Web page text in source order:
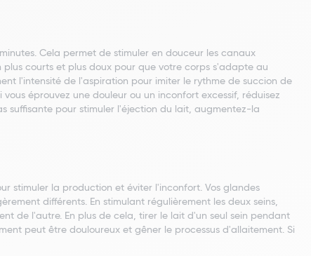
Cela permet de stimuler en douceur les canaux
courts et plus doux pour que votre corps s'adapte au
l'intensité de l'aspiration pour imiter le rythme de succion de
éprouvez une douleur ou un inconfort excessif, réduisez
suffisante pour stimuler l'éjection du lait, augmentez-la
stimuler la production et éviter l'inconfort. Vos glandes
différents. En stimulant régulièrement les deux seins,
de l'autre. En plus de cela, tirer le lait d'un seul sein pendant
peut être douloureux et gêner le processus d'allaitement. Si